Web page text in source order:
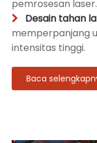
pemrosesan laser.
 Desain tahan
memperpanjang
intensitas tinggi.
Baca